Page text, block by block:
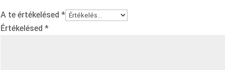
A te értékelésed *
Értékelésed *